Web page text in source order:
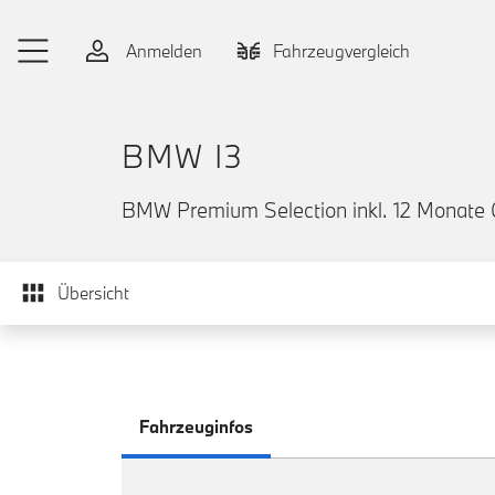
Anmelden
Fahrzeugvergleich
BMW I3
BMW Premium Selection inkl. 12 Monate
Übersicht
Fahrzeuginfos